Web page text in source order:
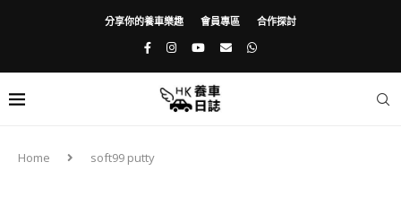
分享你的養車樂趣 會員專區 合作探討
Home soft99 putty